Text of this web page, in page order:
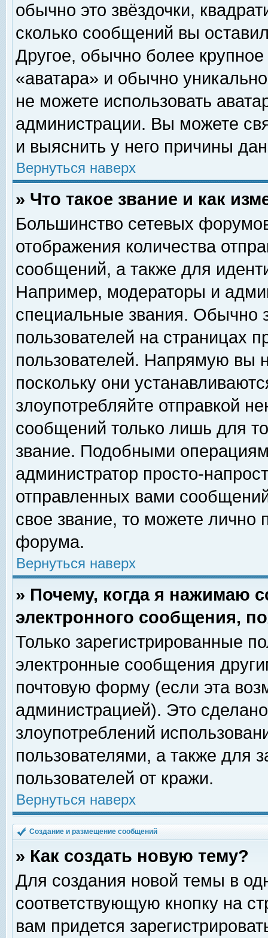
обычно это звёздочки,
сколько сообщений вы
Другое, обычно более
«аватара» и обычно
не можете использовать
администрации. Вы можете
и выяснить у него причины
Вернуться наверх
» Что такое звание и как
Большинство сетевых
отображения количества
сообщений, а также для
Например, модераторы и
специальные звания. Обычно
пользователей на страницах
пользователей. Напрямую вы
поскольку они
злоупотребляйте отправкой
сообщений только лишь для
звание. Подобными
администратор просто-
отправленных вами
свое звание, то можете лично
форума.
Вернуться наверх
» Почему, когда я нажимаю
электронного сообщения,
Только зарегистрированные
электронные сообщения
почтовую форму (если эта
администрацией). Это
злоупотреблений
пользователями, а также для
пользователей от кражи.
Вернуться наверх
Создание и размещение сообщений
» Как создать новую тему?
Для создания новой темы в
соответствующую кнопку на
вам придется